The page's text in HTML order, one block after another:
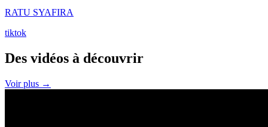
RATU SYAFIRA
tiktok
Des vidéos à découvrir
Voir plus →